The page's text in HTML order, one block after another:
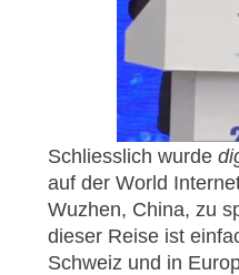
Schliesslich wurde
auf der World
Wuzhen, China, zu
dieser Reise ist
Schweiz und in